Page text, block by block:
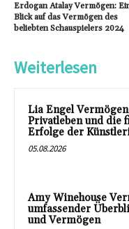
Erdogan Atalay Vermögen:
Blick auf das Vermögen des
beliebten Schauspielers 2024
Weiterlesen
Lia Engel
Privatleben und die
Erfolge der
05.08.2026
Amy Winehouse
umfassender
und Vermögen